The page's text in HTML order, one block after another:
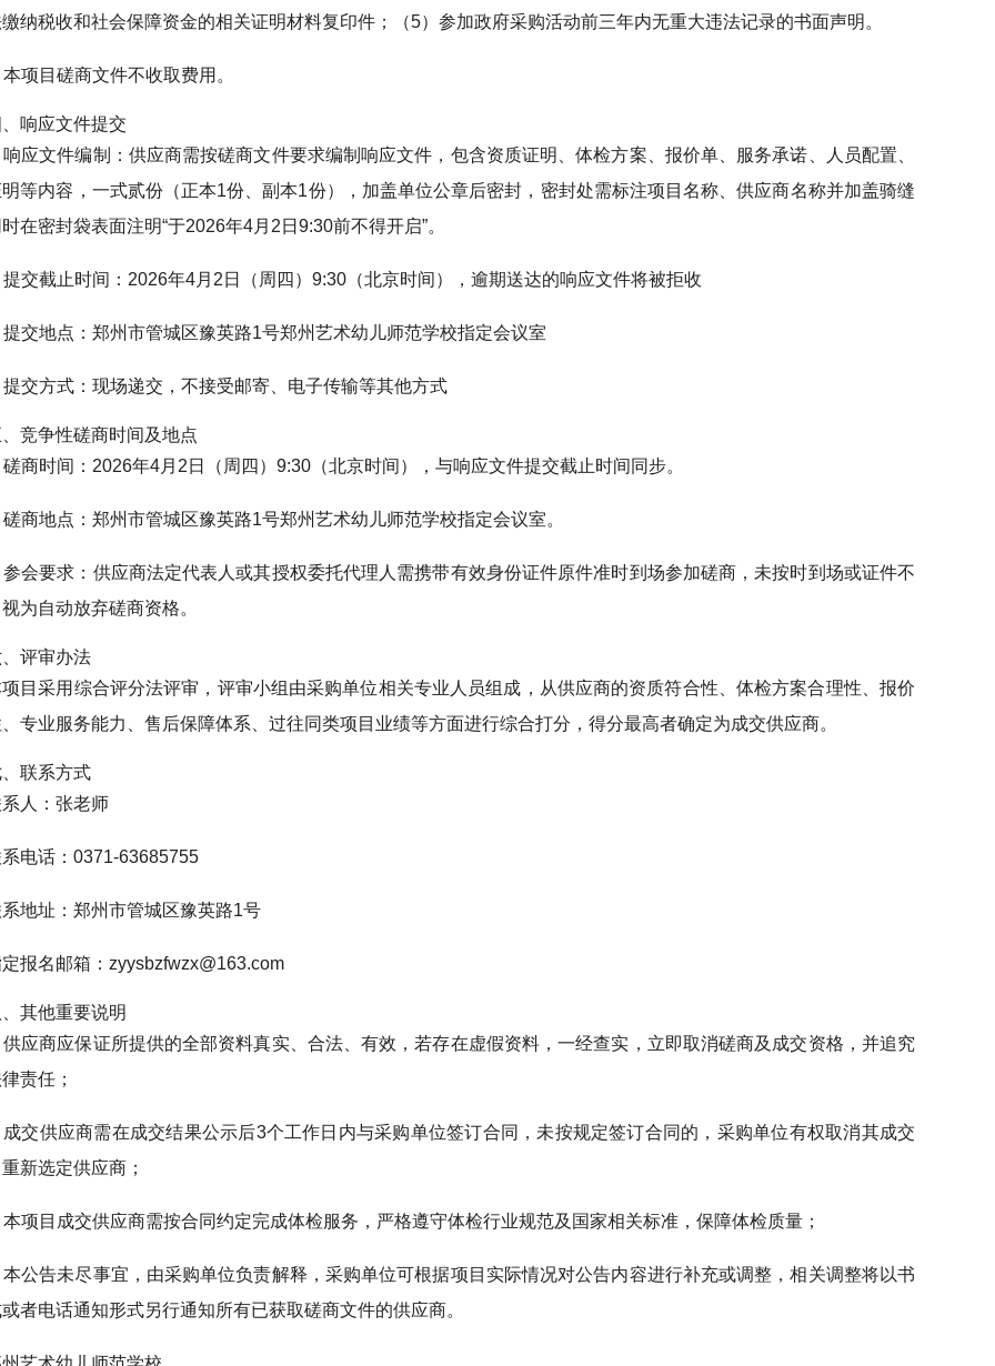
纳税收和社会保障资金的相关证明材料复印件；（5）参加政府采购活动前三年内无重大违法记录的书面声明。
本项目磋商文件不收取费用。
、响应文件提交
响应文件编制：供应商需按磋商文件要求编制响应文件，包含资质证明、体检方案、报价单、服务承诺、人员配置、
等内容，一式贰份（正本1份、副本1份），加盖单位公章后密封，密封处需标注项目名称、供应商名称并加盖骑缝
在密封袋表面注明“于2026年4月2日9:30前不得开启”。
提交截止时间：2026年4月2日（周四）9:30（北京时间），逾期送达的响应文件将被拒收
提交地点：郑州市管城区豫英路1号郑州艺术幼儿师范学校指定会议室
提交方式：现场递交，不接受邮寄、电子传输等其他方式
、竞争性磋商时间及地点
磋商时间：2026年4月2日（周四）9:30（北京时间），与响应文件提交截止时间同步。
磋商地点：郑州市管城区豫英路1号郑州艺术幼儿师范学校指定会议室。
参会要求：供应商法定代表人或其授权委托代理人需携带有效身份证件原件准时到场参加磋商，未按时到场或证件不
为自动放弃磋商资格。
、评审办法
目采用综合评分法评审，评审小组由采购单位相关专业人员组成，从供应商的资质符合性、体检方案合理性、报价
专业服务能力、售后保障体系、过往同类项目业绩等方面进行综合打分，得分最高者确定为成交供应商。
联系方式
人：张老师
电话：0371-63685755
地址：郑州市管城区豫英路1号
报名邮箱：zyysbzfwzx@163.com
、其他重要说明
供应商应保证所提供的全部资料真实、合法、有效，若存在虚假资料，一经查实，立即取消磋商及成交资格，并追究
责任；
成交供应商需在成交结果公示后3个工作日内与采购单位签订合同，未按规定签订合同的，采购单位有权取消其成交
新选定供应商；
本项目成交供应商需按合同约定完成体检服务，严格遵守体检行业规范及国家相关标准，保障体检质量；
本公告未尽事宜，由采购单位负责解释，采购单位可根据项目实际情况对公告内容进行补充或调整，相关调整将以书
者电话通知形式另行通知所有已获取磋商文件的供应商。